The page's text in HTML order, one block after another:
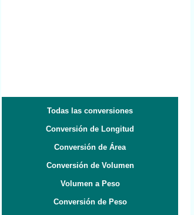
Todas las conversiones
Conversión de Longitud
Conversión de Área
Conversión de Volumen
Volumen a Peso
Conversión de Peso